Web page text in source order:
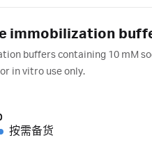
immobilization
buffers containing 10 mM
in vitro use only.
按需备货